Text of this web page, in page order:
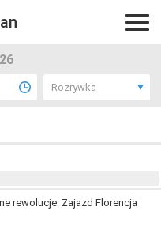
Rozrywka
rewolucje: Zajazd Florencja